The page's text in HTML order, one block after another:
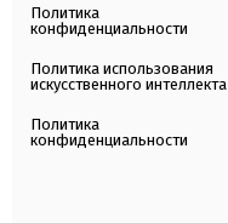
Политика
конфиденциальности
Политика использования
искусственного интеллекта
Политика
конфиденциальности